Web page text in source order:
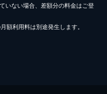
いない場合、差額分の料金はご登
額利用料は別途発生します。